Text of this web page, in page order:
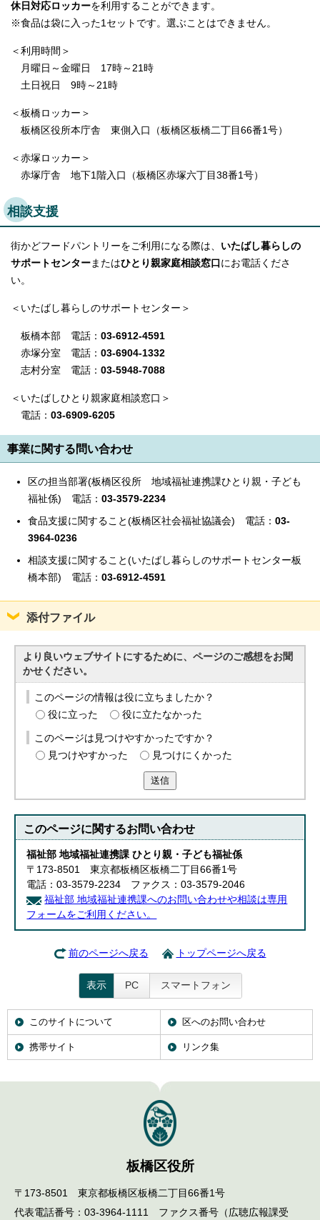
休日対応ロッカーを利用することができます。
※食品は袋に入った1セットです。選ぶことはできません。
＜利用時間＞
月曜日～金曜日 17時～21時
土日祝日 9時～21時
＜板橋ロッカー＞
板橋区役所本庁舎 東側入口（板橋区板橋二丁目66番1号）
＜赤塚ロッカー＞
赤塚庁舎 地下1階入口（板橋区赤塚六丁目38番1号）
相談支援
街かどフードパントリーをご利用になる際は、 いたばし暮らしの
サポートセンターまたはひとり親家庭相談窓口 にお電話くださ
い。
＜いたばし暮らしのサポートセンター＞
板橋本部 電話： 03-6912-4591
赤塚分室 電話： 03-6904-1332
志村分室 電話： 03-5948-7088
＜いたばしひとり親家庭相談窓口＞
電話： 03-6909-6205
事業に関する問い合わせ
区の担当部署(板橋区役所 地域福祉連携課ひとり親・子ども
福祉係) 電話： 03‐3579-2234
食品支援に関すること(板橋区社会福祉協議会) 電話： 03‐
3964-0236
相談支援に関すること(いたばし暮らしのサポートセンター板
橋本部) 電話： 03‐6912‐4591
添付ファイル
より良いウェブサイトにするために、ページのご感想をお聞
かせください。
このページの情報は役に立ちましたか？
役に立った
役に立たなかった
このページは見つけやすかったですか？
見つけやすかった
見つけにくかった
送信
このページに関するお問い合わせ
福祉部 地域福祉連携課 ひとり親・子ども福祉係
〒173-8501 東京都板橋区板橋二丁目66番1号
電話：03-3579-2234 ファクス：03-3579-2046
福祉部 地域福祉連携課へのお問い合わせや相談は専用
フォームをご利用ください。
前のページへ戻る トップページへ戻る
表示 PC スマートフォン
このサイトについて 区へのお問い合わせ
携帯サイト リンク集
板橋区役所
〒173-8501 東京都板橋区板橋二丁目66番1号
代表電話番号：03-3964-1111 ファクス番号（広聴広報課受